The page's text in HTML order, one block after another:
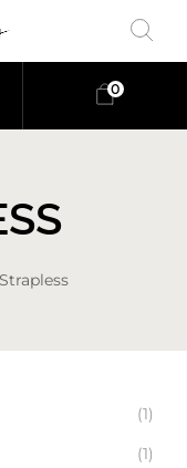
the
0
Strapless
(1)
(1)